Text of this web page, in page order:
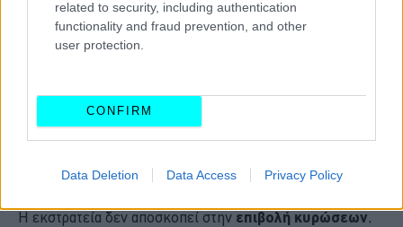
related to security, including authentication
functionality and fraud prevention, and other
user protection.
CONFIRM
Data Deletion Data Access Privacy Policy
Η εκστρατεία δεν αποσκοπεί στηνεπιβολή κυρώσεων,